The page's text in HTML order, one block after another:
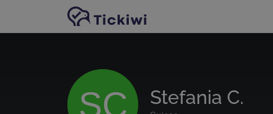
Passer au contenu principal
SC Stefania C.